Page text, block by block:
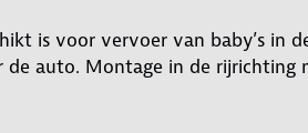
is voor vervoer van baby’s
de auto. Montage in de